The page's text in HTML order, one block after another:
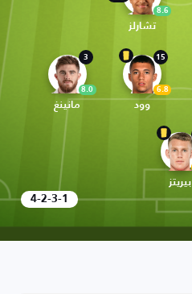
8.6
تشارلز
3
8.0
مانينغ
15
6.8
وود
بيريتز
4-2-3-1